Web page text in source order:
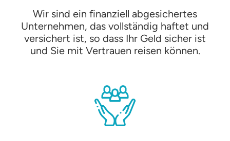
Wir sind ein finanziell abgesichertes
Unternehmen, das vollständig haftet und
versichert ist, so dass Ihr Geld sicher ist
und Sie mit Vertrauen reisen können.